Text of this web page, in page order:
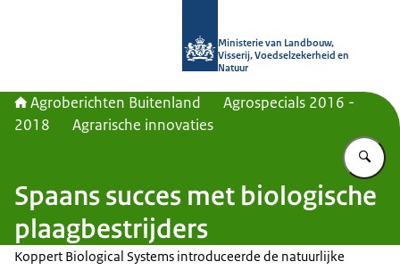
Ministerie van Landbouw,
Visserij, Voedselzekerheid en
Natuur
Agroberichten Buitenland
Agrospecials 2016 -
2018
Agrarische innovaties
Spaans succes met biologische
plaagbestrijders
Koppert Biological Systems introduceerde de natuurlijke